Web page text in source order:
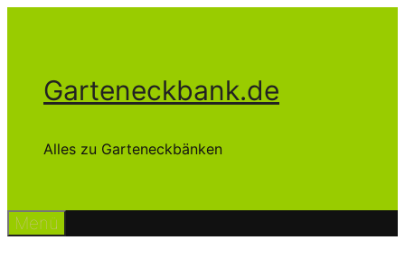
Garteneckbank.de
Alles zu Garteneckbänken
Menü